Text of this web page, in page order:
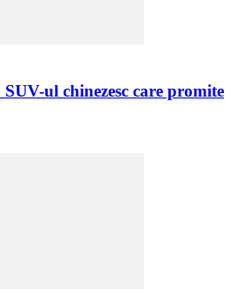
ul chinezesc care promite